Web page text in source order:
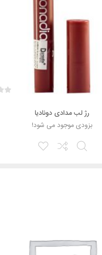
رژ لب مدادی دونادیا
بزودی موجود می شود!